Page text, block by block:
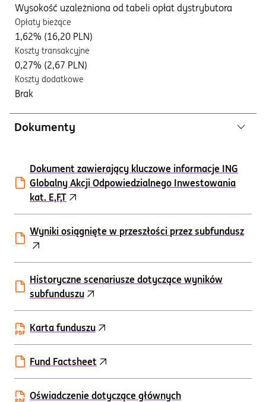
Wysokość uzależniona od tabeli opłat dystrybutora
Opłaty bieżące
1,62% (16,20 PLN)
Koszty transakcyjne
0,27% (2,67 PLN)
Koszty dodatkowe
Brak
Dokumenty
Dokument zawierający kluczowe informacje ING
Globalny Akcji Odpowiedzialnego Inwestowania
kat. E,F,T
Wyniki osiągnięte w przeszłości przez subfundusz
Historyczne scenariusze dotyczące wyników
subfunduszu
Karta funduszu
Fund Factsheet
Oświadczenie dotyczące głównych